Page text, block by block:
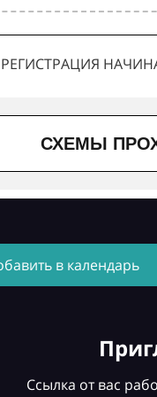
РЕГИСТРАЦИЯ
СХЕМЫ
в календарь
Ссылка от вас